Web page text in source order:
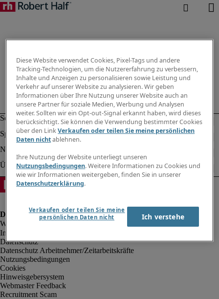
Impressum
Datenschutz
Datenschutz Arbeitnehmer/Zeitarbeitskräfte
Nutzungsbedingungen
Cookies
Hinweisgebersystem
Webmaster Feedback
Recruitment Scam
Diese Website verwendet Cookies, Pixel-Tags und andere
Tracking-Technologien, um die Nutzererfahrung zu verbessern,
Inhalte und Anzeigen zu personalisieren sowie Leistung und
Verkehr auf unserer Website zu analysieren. Wir geben
Informationen über Ihre Nutzung unserer Website auch an
unsere Partner für soziale Medien, Werbung und Analysen
weiter. Sollten wir ein Opt-out-Signal erkannt haben, wird dieses
berücksichtigt. Sie können die Verwendung bestimmter Cookies
über den LinkVerkaufen oder teilen Sie meine persönlichen
Daten nichtablehnen.
Ihre Nutzung der Website unterliegt unseren
Nutzungsbedingungen. Weitere Informationen zu Cookies und
wie wir Informationen weitergeben, finden Sie in unserer
Datenschutzerklärung.
Verkaufen oder teilen Sie meine
persönlichen Daten nicht
Ich verstehe